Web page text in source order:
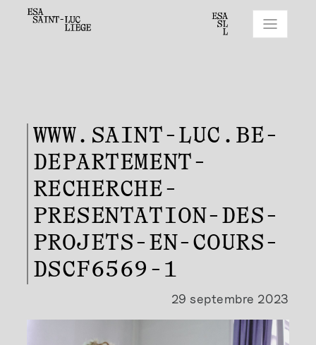
WWW.SAINT-LUC.BE-
DEPARTEMENT-
RECHERCHE-
PRESENTATION-DES-
PROJETS-EN-COURS-
DSCF6569-1
29 septembre 2023